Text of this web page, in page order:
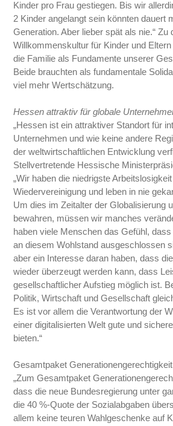
Kinder pro Frau gestiegen. Bis wir
2 Kinder angelangt sein könnten dauert
Generation. Aber lieber spät als nie.“ Zu
Willkommenskultur für Kinder und
die Familie als Fundamente unserer
Beide brauchten als fundamentale
viel mehr Wertschätzung.
Hessen attraktiv für globale
„Hessen ist ein attraktiver Standort für
Unternehmen und wie keine andere
der weltwirtschaftlichen Entwicklung
Stellvertretende Hessische
„Wir haben die niedrigste
Wiedervereinigung und leben in nie
Um dies im Zeitalter der Globalisierung
bewahren, müssen wir manches
haben viele Menschen das Gefühl,
an diesem Wohlstand ausgeschlossen
aber ein Interesse daran haben, dass
wieder überzeugt werden kann, dass
gesellschaftlicher Aufstieg möglich ist.
Politik, Wirtschaft und Gesellschaft
Es ist vor allem die Verantwortung der
einer digitalisierten Welt gute und
bieten.“
Gesamtpaket Generationengerechtigkeit
„Zum Gesamtpaket
dass die neue Bundesregierung unter
die 40 %-Quote der Sozialabgaben
allem keine teuren Wahlgeschenke auf